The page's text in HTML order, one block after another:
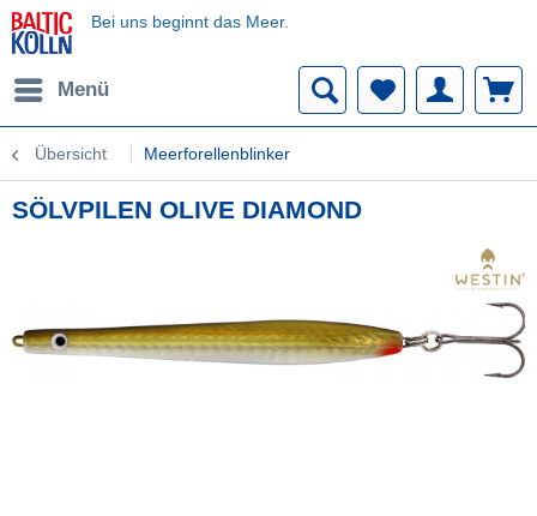
Bei uns beginnt das Meer.
Menü
Übersicht Meerforellenblinker
SÖLVPILEN OLIVE DIAMOND